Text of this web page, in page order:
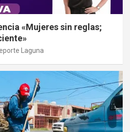
«Mujeres sin reglas;
Laguna